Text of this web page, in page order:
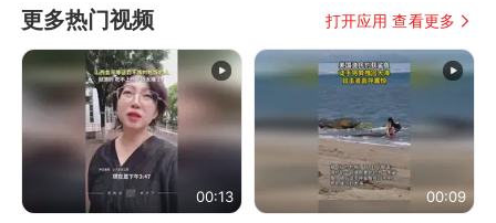
更多热门视频 打开应用 查看更多
00:13 00:09